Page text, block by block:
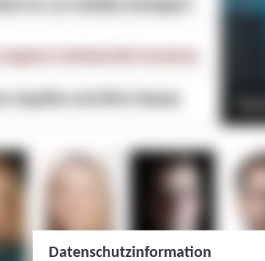
Datenschutzinformation